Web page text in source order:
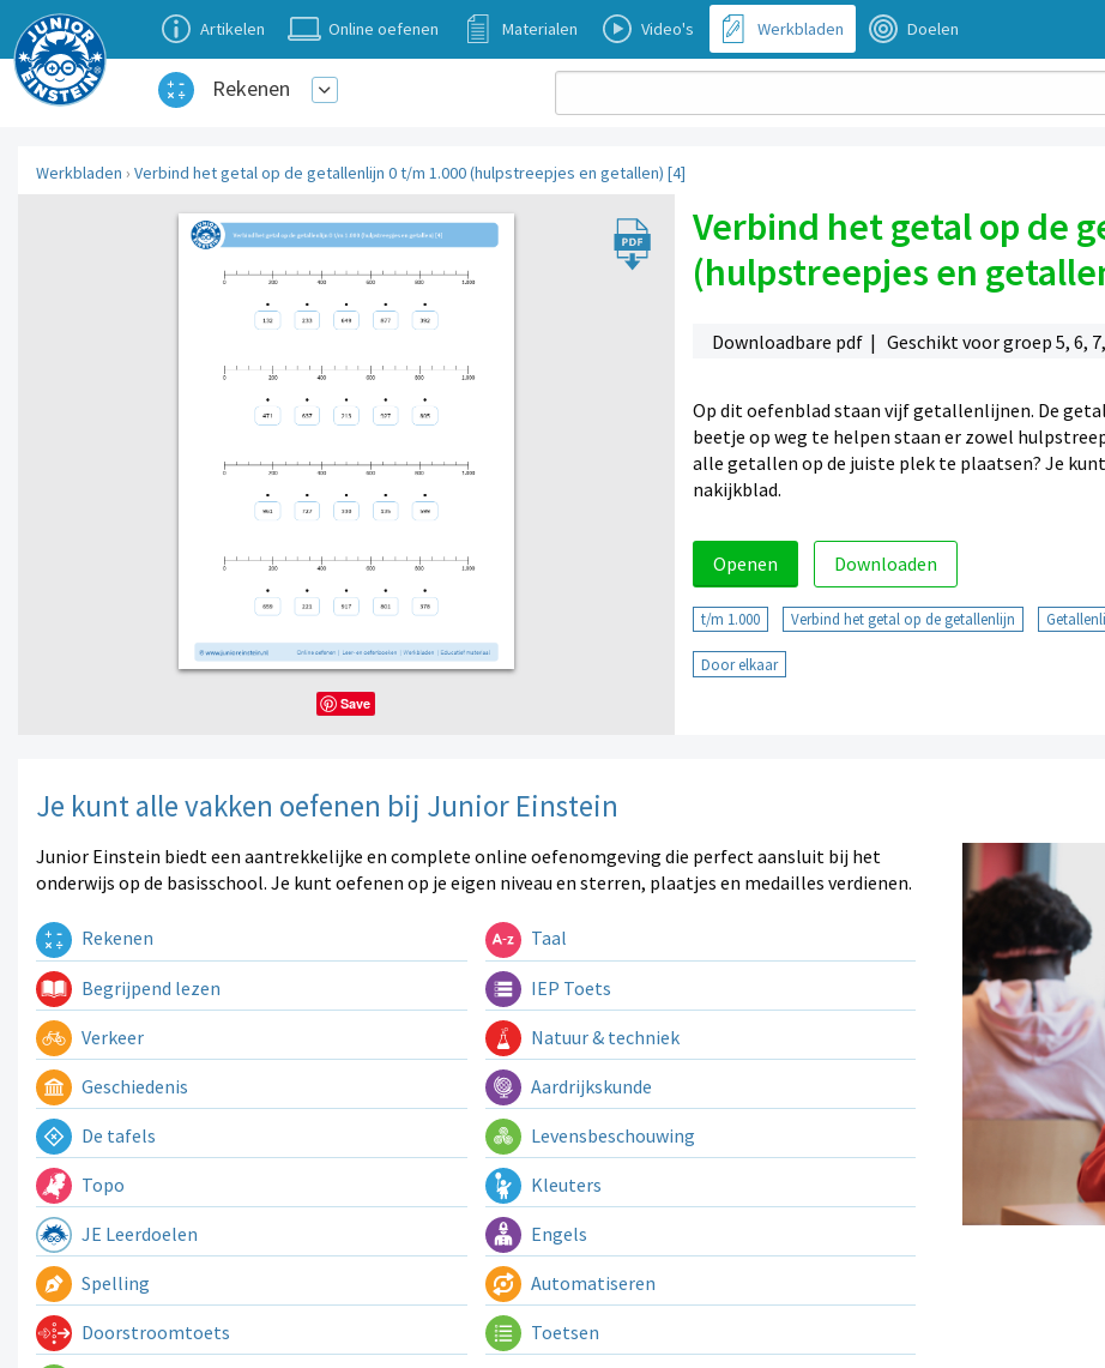
Artikelen Online oefenen Materialen Video's Werkbladen Doelen
Rekenen
Werkbladen › Verbind het getal op de getallenlijn 0 t/m 1.000 (hulpstreepjes en getallen) [4]
Verbind het getal op de
(hulpstreepjes en
Downloadbare pdf | Geschikt voor groep 5, 6,
Op dit oefenblad staan vijf getallenlijnen. De
beetje op weg te helpen staan er zowel
alle getallen op de juiste plek te plaatsen? Je
nakijkblad.
Openen Downloaden
t/m 1.000 Verbind het getal op de getallenlijn
Door elkaar
Save
Je kunt alle vakken oefenen bij Junior Einstein
Junior Einstein biedt een aantrekkelijke en complete online oefenomgeving die perfect aansluit bij het
onderwijs op de basisschool. Je kunt oefenen op je eigen niveau en sterren, plaatjes en medailles verdienen.
Rekenen Taal
Begrijpend lezen IEP Toets
Verkeer Natuur & techniek
Geschiedenis Aardrijkskunde
De tafels Levensbeschouwing
Topo Kleuters
JE Leerdoelen Engels
Spelling Automatiseren
Doorstroomtoets Toetsen